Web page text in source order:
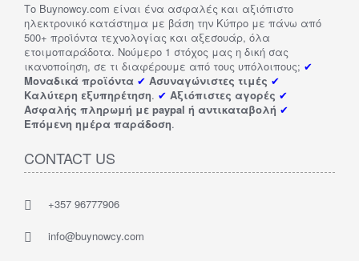
Το Buynowcy.com είναι ένα ασφαλές και αξιόπιστο
ηλεκτρονικό κατάστημα με βάση την Κύπρο με πάνω από
500+ προϊόντα τεχνολογίας και αξεσουάρ, όλα
ετοιμοπαράδοτα. Νούμερο 1 στόχος μας η δική σας
ικανοποίηση, σε τι διαφέρουμε από τους υπόλοιπους; ✔
Μοναδικά προϊόντα ✔ Ασυναγώνιστες τιμές ✔
Καλύτερη εξυπηρέτηση. ✔ Αξιόπιστες αγορές ✔
Ασφαλής πληρωμή με paypal ή αντικαταβολή ✔
Επόμενη ημέρα παράδοση.
CONTACT US
+357 96777906
info@buynowcy.com